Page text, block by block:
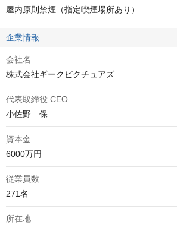
屋内原則禁煙（指定喫煙場所あり）
企業情報
会社名
株式会社ギークピクチュアズ
代表取締役 CEO
小佐野　保
資本金
6000万円
従業員数
271名
所在地